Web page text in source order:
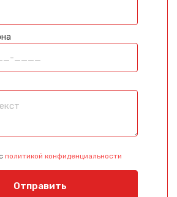
политикой конфиденциальности
Отправить